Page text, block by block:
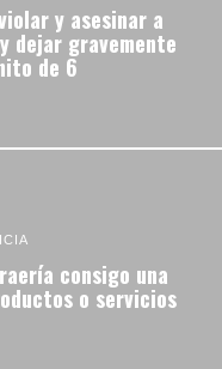
y asesinar a
dejar gravemente
de 6
consigo una
o servicios